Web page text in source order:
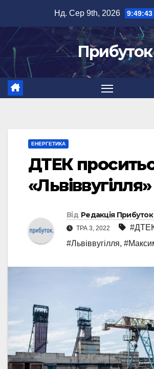
вмісту
Нд. Сер 9th, 2026 9:49:43
Прибуток
ЕНЕРГЕТИКА
ДТЕК
«Львіввугілля»
Від Редакція Прибуток
ТРА 3, 2022
#Львіввугілля,